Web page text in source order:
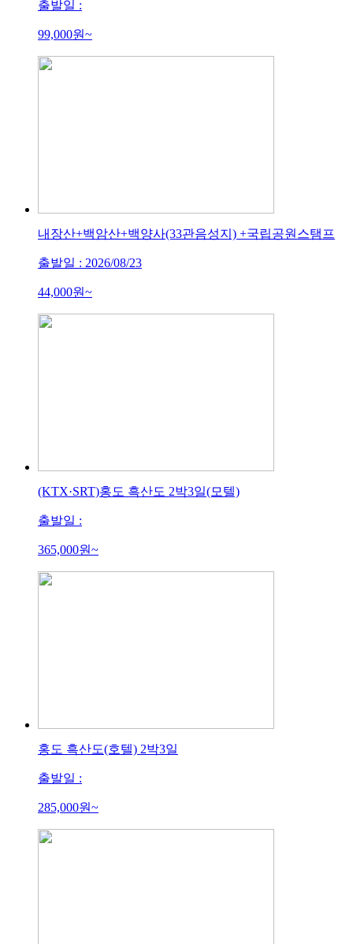
출발일 :
99,000원~
내장산+백암산+백양사(33관음성지) +국립공원스탬프
출발일 : 2026/08/23
44,000원~
(KTX·SRT)홍도 흑산도 2박3일(모텔)
출발일 :
365,000원~
홍도 흑산도(호텔) 2박3일
출발일 :
285,000원~